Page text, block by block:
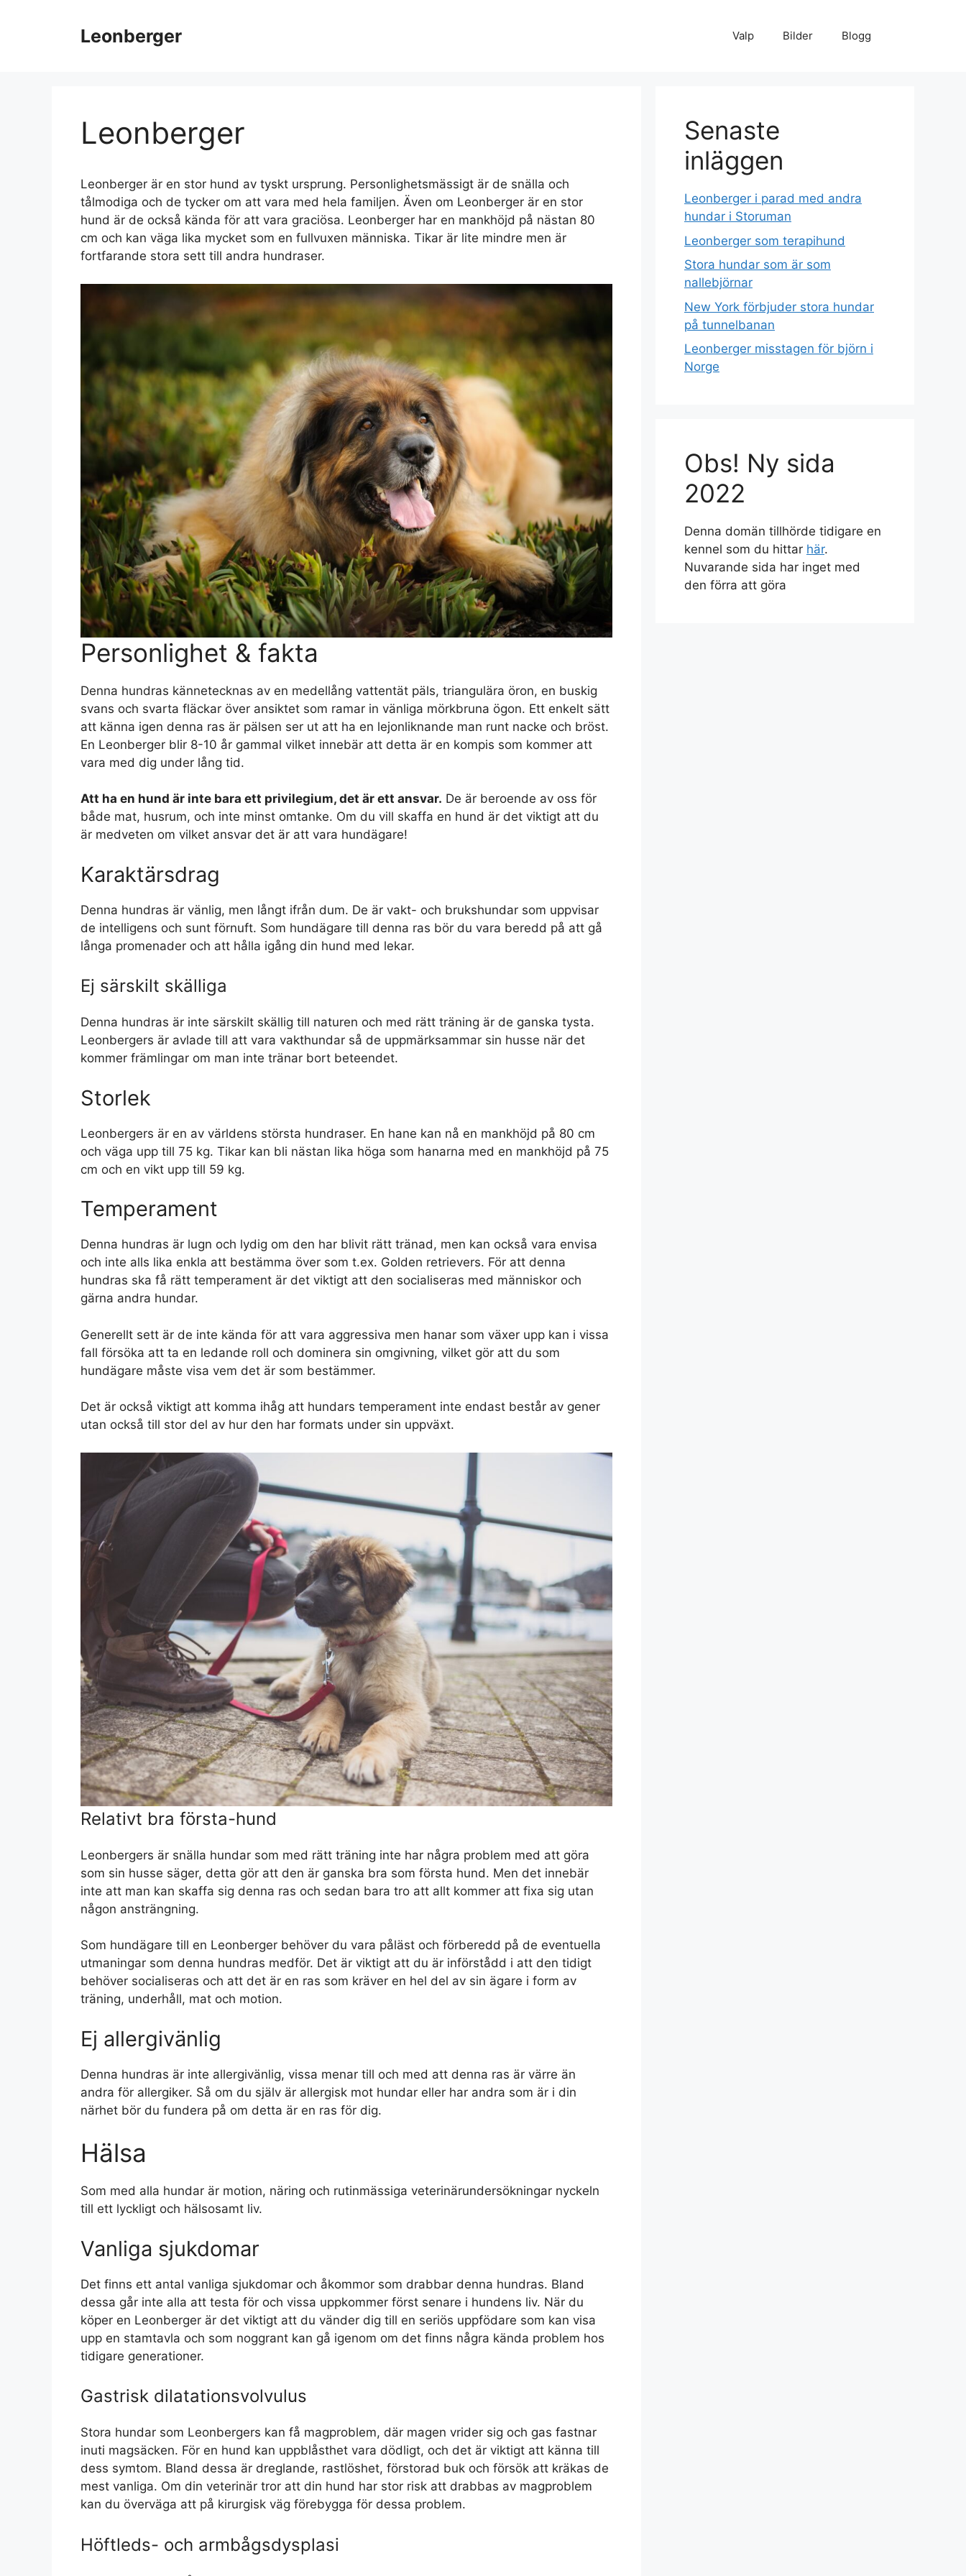
Leonberger Valp Bilder Blogg
Leonberger
Leonberger är en stor hund av tyskt ursprung. Personlighetsmässigt är de snälla och
tålmodiga och de tycker om att vara med hela familjen. Även om Leonberger är en stor
hund är de också kända för att vara graciösa. Leonberger har en mankhöjd på nästan 80
cm och kan väga lika mycket som en fullvuxen människa. Tikar är lite mindre men är
fortfarande stora sett till andra hundraser.
Personlighet & fakta
Denna hundras kännetecknas av en medellång vattentät päls, triangulära öron, en buskig
svans och svarta fläckar över ansiktet som ramar in vänliga mörkbruna ögon. Ett enkelt sätt
att känna igen denna ras är pälsen ser ut att ha en lejonliknande man runt nacke och bröst.
En Leonberger blir 8-10 år gammal vilket innebär att detta är en kompis som kommer att
vara med dig under lång tid.
Att ha en hund är inte bara ett privilegium, det är ett ansvar. De är beroende av oss för
både mat, husrum, och inte minst omtanke. Om du vill skaffa en hund är det viktigt att du
är medveten om vilket ansvar det är att vara hundägare!
Karaktärsdrag
Denna hundras är vänlig, men långt ifrån dum. De är vakt- och brukshundar som uppvisar
de intelligens och sunt förnuft. Som hundägare till denna ras bör du vara beredd på att gå
långa promenader och att hålla igång din hund med lekar.
Ej särskilt skälliga
Denna hundras är inte särskilt skällig till naturen och med rätt träning är de ganska tysta.
Leonbergers är avlade till att vara vakthundar så de uppmärksammar sin husse när det
kommer främlingar om man inte tränar bort beteendet.
Storlek
Leonbergers är en av världens största hundraser. En hane kan nå en mankhöjd på 80 cm
och väga upp till 75 kg. Tikar kan bli nästan lika höga som hanarna med en mankhöjd på 75
cm och en vikt upp till 59 kg.
Temperament
Denna hundras är lugn och lydig om den har blivit rätt tränad, men kan också vara envisa
och inte alls lika enkla att bestämma över som t.ex. Golden retrievers. För att denna
hundras ska få rätt temperament är det viktigt att den socialiseras med människor och
gärna andra hundar.
Generellt sett är de inte kända för att vara aggressiva men hanar som växer upp kan i vissa
fall försöka att ta en ledande roll och dominera sin omgivning, vilket gör att du som
hundägare måste visa vem det är som bestämmer.
Det är också viktigt att komma ihåg att hundars temperament inte endast består av gener
utan också till stor del av hur den har formats under sin uppväxt.
Relativt bra första-hund
Leonbergers är snälla hundar som med rätt träning inte har några problem med att göra
som sin husse säger, detta gör att den är ganska bra som första hund. Men det innebär
inte att man kan skaffa sig denna ras och sedan bara tro att allt kommer att fixa sig utan
någon ansträngning.
Som hundägare till en Leonberger behöver du vara påläst och förberedd på de eventuella
utmaningar som denna hundras medför. Det är viktigt att du är införstådd i att den tidigt
behöver socialiseras och att det är en ras som kräver en hel del av sin ägare i form av
träning, underhåll, mat och motion.
Ej allergivänlig
Denna hundras är inte allergivänlig, vissa menar till och med att denna ras är värre än
andra för allergiker. Så om du själv är allergisk mot hundar eller har andra som är i din
närhet bör du fundera på om detta är en ras för dig.
Hälsa
Som med alla hundar är motion, näring och rutinmässiga veterinärundersökningar nyckeln
till ett lyckligt och hälsosamt liv.
Vanliga sjukdomar
Det finns ett antal vanliga sjukdomar och åkommor som drabbar denna hundras. Bland
dessa går inte alla att testa för och vissa uppkommer först senare i hundens liv. När du
köper en Leonberger är det viktigt att du vänder dig till en seriös uppfödare som kan visa
upp en stamtavla och som noggrant kan gå igenom om det finns några kända problem hos
tidigare generationer.
Gastrisk dilatationsvolvulus
Stora hundar som Leonbergers kan få magproblem, där magen vrider sig och gas fastnar
inuti magsäcken. För en hund kan uppblåsthet vara dödligt, och det är viktigt att känna till
dess symtom. Bland dessa är dreglande, rastlöshet, förstorad buk och försök att kräkas de
mest vanliga. Om din veterinär tror att din hund har stor risk att drabbas av magproblem
kan du överväga att på kirurgisk väg förebygga för dessa problem.
Höftleds- och armbågsdysplasi
Senaste
inläggen
Leonberger i parad med andra
hundar i Storuman
Leonberger som terapihund
Stora hundar som är som
nallebjörnar
New York förbjuder stora hundar
på tunnelbanan
Leonberger misstagen för björn i
Norge
Obs! Ny sida
2022
Denna domän tillhörde tidigare en
kennel som du hittar här.
Nuvarande sida har inget med
den förra att göra